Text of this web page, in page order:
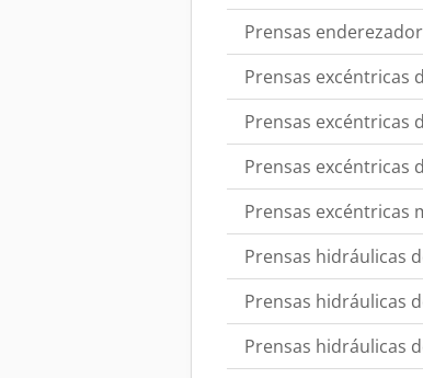
Prensas
Prensas excéntricas
Prensas excéntricas
Prensas excéntricas
Prensas excéntricas
Prensas hidráulicas
Prensas hidráulicas
Prensas hidráulicas